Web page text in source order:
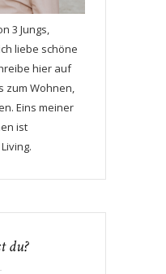
3 Jungs,
liebe schöne
hier auf
zum Wohnen,
Eins meiner
ist
du?